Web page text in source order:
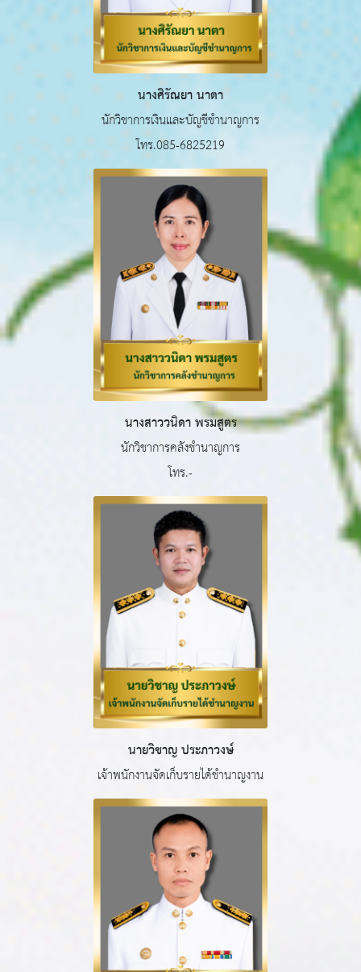
นางศิรัณยา นาตา
นักวิชาการเงินและบัญชีชำนาญการ
โทร.085-6825219
นางสาววนิดา พรมสูตร
นักวิชาการคลังชำนาญการ
โทร.-
นายวิชาญ ประภาวงษ์
เจ้าพนักงานจัดเก็บรายได้ชำนาญงาน